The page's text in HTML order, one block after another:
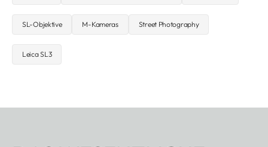
SL-Objektive M-Kameras Street Photography
Leica SL3